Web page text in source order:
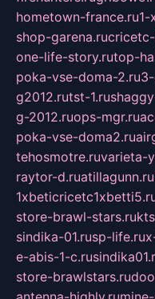
hometown-france.ru
shop-garena.ru
one-life-story.rutop-
poka-vse-doma-2.ru
g2012.rutst-1.ru
g-2012.ruops-mgr.ru
poka-vse-doma2.ru
tehosmotre.ruvarieta-
raytor-d.ruatillagunn.ru
store-brawl-stars.ru
sindika-01.rusp-life.ru
e-abis-1-c.ru
store-brawlstars.ru